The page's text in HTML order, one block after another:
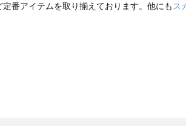
定番アイテムを取り揃えております。他にも ス